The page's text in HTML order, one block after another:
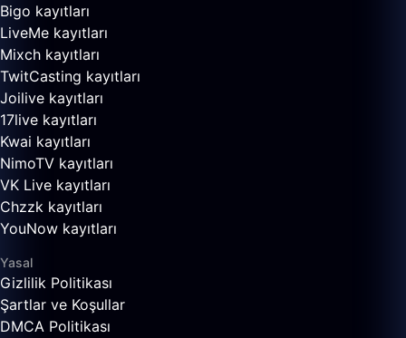
Bigo kayıtları
LiveMe kayıtları
Mixch kayıtları
TwitCasting kayıtları
Joilive kayıtları
17live kayıtları
Kwai kayıtları
NimoTV kayıtları
VK Live kayıtları
Chzzk kayıtları
YouNow kayıtları
Yasal
Gizlilik Politikası
Şartlar ve Koşullar
DMCA Politikası